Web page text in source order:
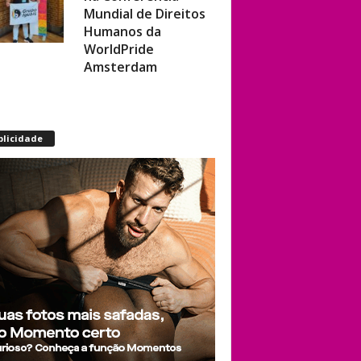
Humanos da
WorldPride
Amsterdam
de racismo,
homofobia e
transfobia: “Não
toleramos”
Ratinho constrange
cantor sertanejo
com comentário
homofóbico ao vivo
no SBT: “Você está
com uma cara de